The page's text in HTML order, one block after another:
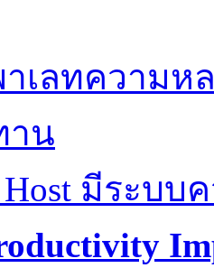
เลทความห
าน
Host มีระบ